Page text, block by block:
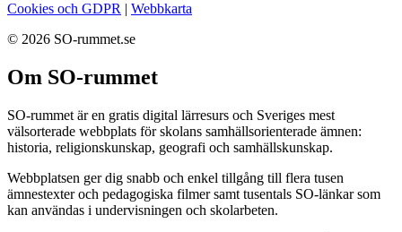
Cookies och GDPR | Webbkarta
© 2026 SO-rummet.se
Om SO-rummet
SO-rummet är en gratis digital lärresurs och Sveriges mest
välsorterade webbplats för skolans samhällsorienterade ämnen:
historia, religionskunskap, geografi och samhällskunskap.
Webbplatsen ger dig snabb och enkel tillgång till flera tusen
ämnestexter och pedagogiska filmer samt tusentals SO-länkar som
kan användas i undervisningen och skolarbeten.